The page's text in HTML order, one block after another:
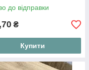
до відправки
₴
Купити